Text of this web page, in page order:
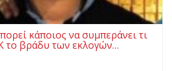
κάποιος να συμπεράνει τι
το βράδυ των εκλογών…